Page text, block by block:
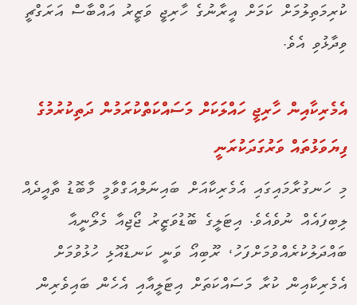
ކުރިމަތިލުމަށް ކަމަށް އީރާނުގެ ހާރިޖީ ވަޒީރު އައްބާސް އަރަގްޗީ
ވިދާޅުވި އެވެ.
އެމެރިކާއިން ހާރިޖީ ހައްލަކަށް މަސައްކަތްކުރަމުން ދަތިކުރުމުގެ
ފިޔަވަޅުތައް ވަރުގަދަކުރަނީ
މި ހަނގުރާމައިގައި އެމެރިކާއަށް ބައިނަލްއަގްވާމީ މާބޮޑު ތާއީދެއް
ލިބިފައެއް ނުވެއެވެ. އިޓަލީގެ ބޮޑުވަޒީރު ޖޯޖިއާ މެލޯނީއާ
ބައްދަލުކުރެއްވުމަށްފަހު، ރޫބިއޯ ވަނީ ކަނޑުއޮޅި ހުޅުވުމަށް
އެމެރިކާއިން ކުރާ މަސައްކަތަށް އިޓަލީއާއި އެހެން ބައިވެރިން